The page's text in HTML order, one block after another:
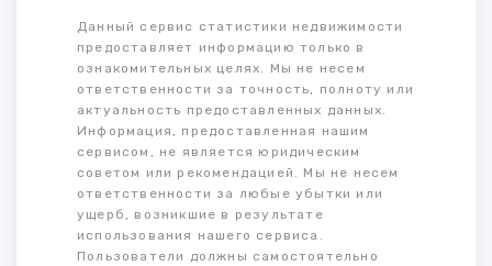
Данный сервис статистики недвижимости
предоставляет информацию только в
ознакомительных целях. Мы не несем
ответственности за точность, полноту или
актуальность предоставленных данных.
Информация, предоставленная нашим
сервисом, не является юридическим
советом или рекомендацией. Мы не несем
ответственности за любые убытки или
ущерб, возникшие в результате
использования нашего сервиса.
Пользователи должны самостоятельно